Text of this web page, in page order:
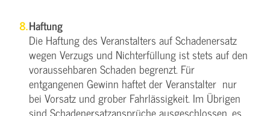
Haftung
Die Haftung des Veranstalters auf Schadenersatz
wegen Verzugs und Nichterfüllung ist stets auf den
voraussehbaren Schaden begrenzt. Für
entgangenen Gewinn haftet der Veranstalter nur
bei Vorsatz und grober Fahrlässigkeit. Im Übrigen
sind Schadenersatzansprüche ausgeschlossen, es